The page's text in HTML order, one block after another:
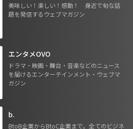
美味しい！楽しい！感動！ 身近で旬な話
題を発信するウェブマガジン
エンタメOVO
ドラマ・映画・舞台・音楽などのニュース
を届けるエンターテインメント・ウェブマ
ガジン
b.
BtoB企業からBtoC企業まで。全てのビジネ